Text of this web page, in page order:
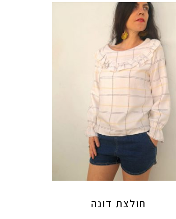
חולצת דונה